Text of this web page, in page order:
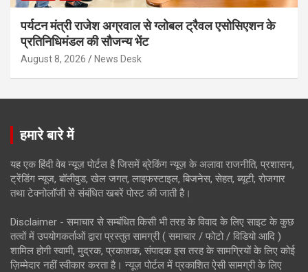
पर्यटन मंत्री राजेश अग्रवाल से ग्लोबल ट्रैवल एसोसिएशन के
प्रतिनिधिमंडल की सौजन्य भेंट
August 8, 2026 News Desk
हमारे बारे में
यह एक हिंदी वेब न्यूज़ पोर्टल है जिसमें ब्रेकिंग न्यूज़ के अलावा राजनीति, प्रशासन,
ट्रेंडिंग न्यूज, बॉलीवुड, खेल जगत, लाइफस्टाइल, बिजनेस, सेहत, ब्यूटी, रोजगार
तथा टेक्नोलॉजी से संबंधित खबरें पोस्ट की जाती है।
Disclaimer - समाचार से सम्बंधित किसी भी तरह के विवाद के लिए साइट के कुछ
तत्वों में उपयोगकर्ताओं द्वारा प्रस्तुत सामग्री ( समाचार / फोटो / विडियो आदि )
शामिल होगी स्वामी, मुद्रक, प्रकाशक, संपादक इस तरह के सामग्रियों के लिए कोई
ज़िम्मेदार नहीं स्वीकार करता है। न्यूज़ पोर्टल में प्रकाशित ऐसी सामग्री के लिए